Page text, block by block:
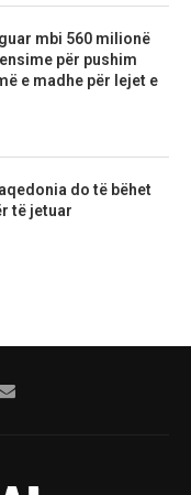
mbi 560 milionë
për pushim
e madhe për lejet e
do të bëhet
të jetuar